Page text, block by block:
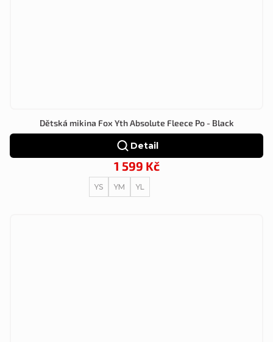
Dětská mikina Fox Yth Absolute Fleece Po - Black
1 599 Kč
Detail
YS YM YL